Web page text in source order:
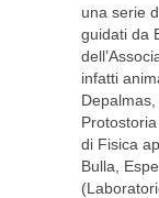
una serie
guidati da
infatti
di Fisica
Bulla,